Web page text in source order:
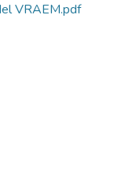
VRAEM.pdf